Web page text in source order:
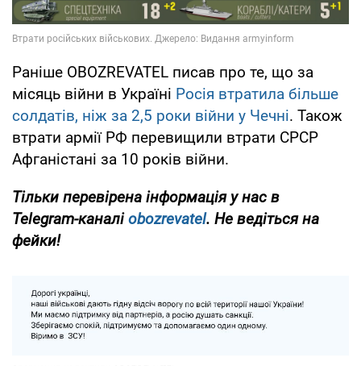
Раніше OBOZREVATEL писав про те, що за
місяць війни в Україні Росія втратила більше
солдатів, ніж за 2,5 роки війни у Чечні. Також
втрати армії РФ перевищили втрати СРСР
Афганістані за 10 років війни.
Тільки перевірена інформація у нас в
Telegram-каналіobozrevatel. Не ведіться на
фейки!